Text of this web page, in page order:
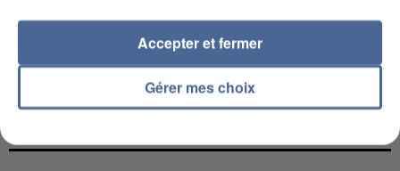
LES DONNÉES DE 300 000 CLIENTS DÉROBÉES À
INTERMARCHÉ APRÈS UNE...
Gérer mes choix
Accepter et fermer